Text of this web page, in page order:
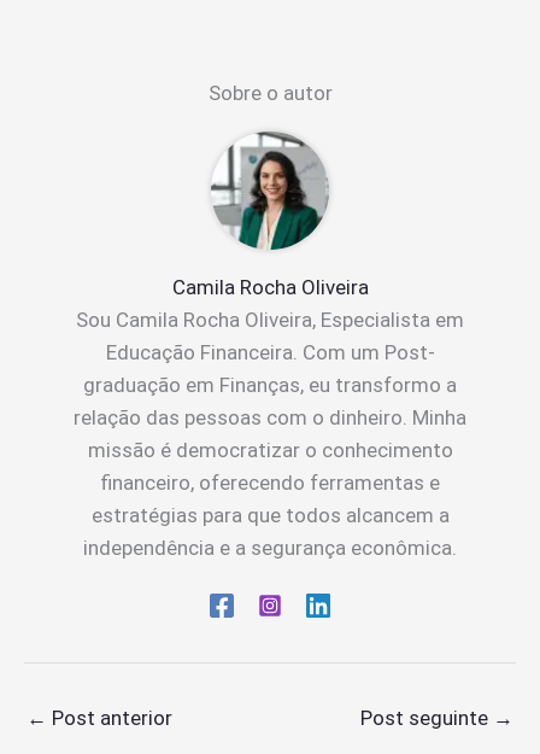
Sobre o autor
Camila Rocha Oliveira
Sou Camila Rocha Oliveira, Especialista em
Educação Financeira. Com um Post-
graduação em Finanças, eu transformo a
relação das pessoas com o dinheiro. Minha
missão é democratizar o conhecimento
financeiro, oferecendo ferramentas e
estratégias para que todos alcancem a
independência e a segurança econômica.
← Post anterior Post seguinte →